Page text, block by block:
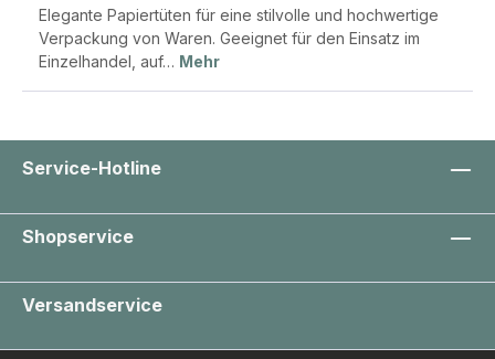
Elegante Papiertüten für eine stilvolle und hochwertige
Verpackung von Waren. Geeignet für den Einsatz im
Einzelhandel, auf… Mehr
Service-Hotline
Shopservice
Versandservice